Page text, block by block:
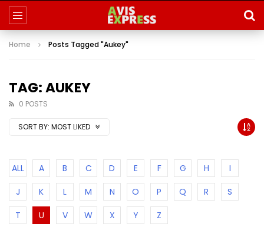
Home Posts Tagged "Aukey"
TAG: AUKEY
0 POSTS
SORT BY: MOST LIKED
ALL A B C D E F G H
I
J
K L M N O P Q R
S
T
U V W X Y Z